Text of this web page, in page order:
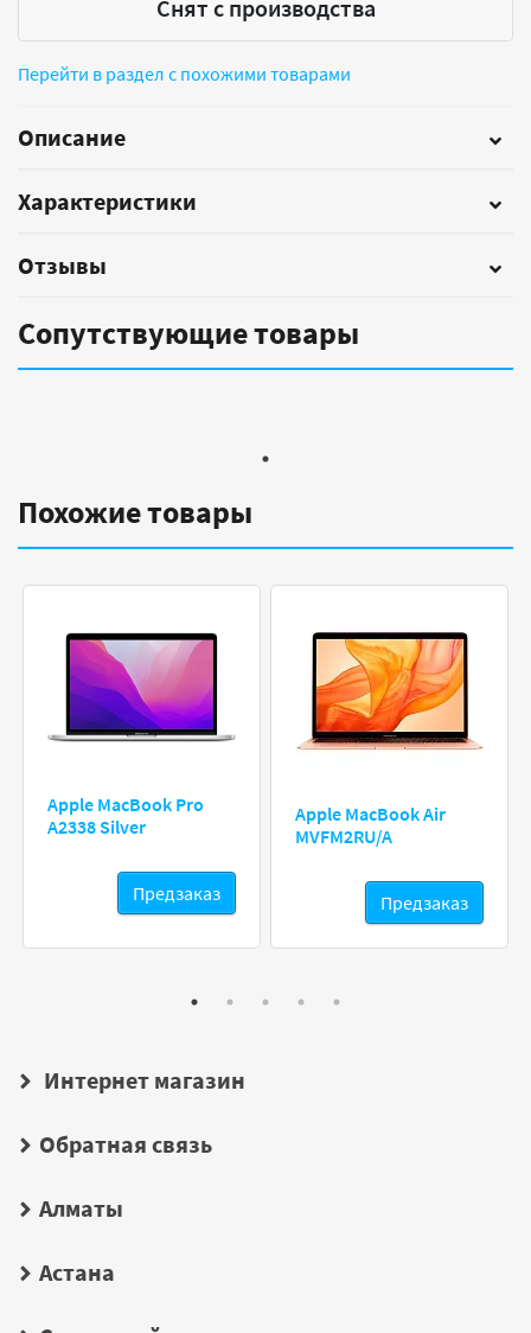
Снят с производства
Перейти в раздел с похожими товарами
Описание
Характеристики
Отзывы
Сопутствующие товары
Похожие товары
Apple MacBook Pro
A2338 Silver
Предзаказ
Apple MacBook Air
MVFM2RU/A
Предзаказ
Интернет магазин
Обратная связь
Алматы
Астана